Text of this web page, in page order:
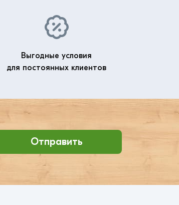
Выгодные условия
для постоянных клиентов
Отправить